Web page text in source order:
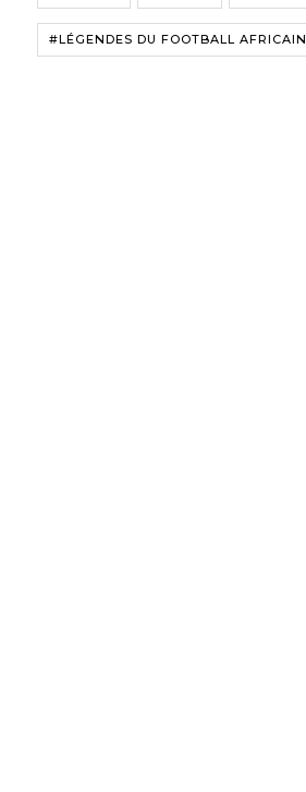
#LÉGENDES DU FOOTBALL AFRICAIN